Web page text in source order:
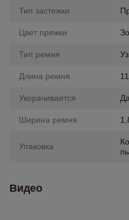
Тип застежки
Цвет пряжки
Тип ремня
Длина ремня
Укорачивается Да
Ширина ремня
Упаковка
Видео